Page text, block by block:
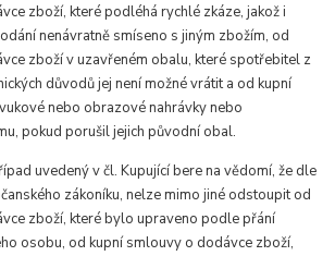
zboží, které podléhá rychlé zkáze, jakož i
nenávratně smíseno s jiným zbožím, od
zboží v uzavřeném obalu, které spotřebitel z
důvodů jej není možné vrátit a od kupní
nebo obrazové nahrávky nebo
pokud porušil jejich původní obal.
uvedený v čl. Kupující bere na vědomí, že dle
zákoníku, nelze mimo jiné odstoupit od
zboží, které bylo upraveno podle přání
osobu, od kupní smlouvy o dodávce zboží,